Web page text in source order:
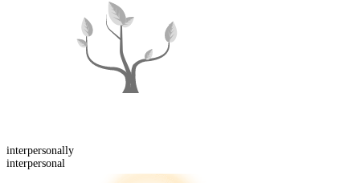
interpersonally
interpersonal